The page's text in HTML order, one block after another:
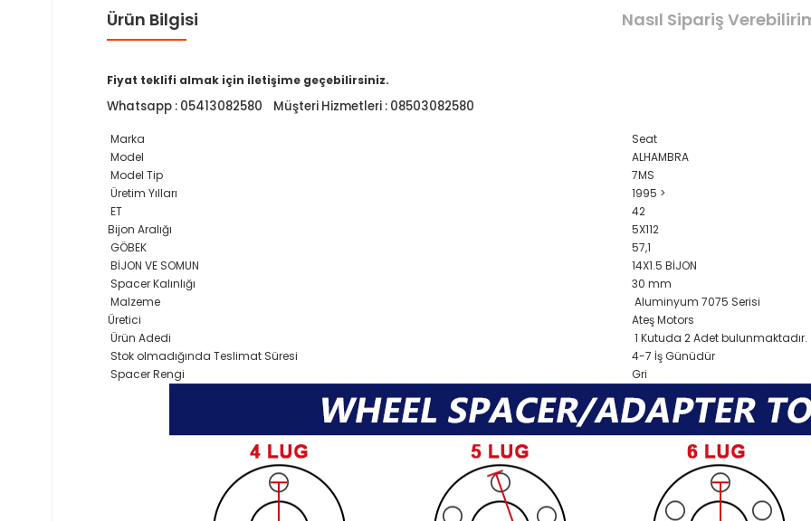
Ürün Bilgisi Nasıl Sipariş
Fiyat teklifi almak için iletişime geçebilirsiniz.
Whatsapp : 05413082580 Müşteri Hizmetleri : 08503082580
Marka
Seat
Model
ALHAMBRA
Model Tip
7MS
Üretim Yılları
1995 >
ET
42
Bijon Aralığı
5X112
GÖBEK
57,1
BİJON VE SOMUN
14X1.5 BİJON
Spacer Kalınlığı
30 mm
Malzeme
Aluminyum 7075 Serisi
Üretici
Ateş Motors
Ürün Adedi
1 Kutuda 2 Adet bulunmaktadır.
Stok olmadığında Teslimat Süresi
4-7 İş Günüdür
Spacer Rengi
Gri